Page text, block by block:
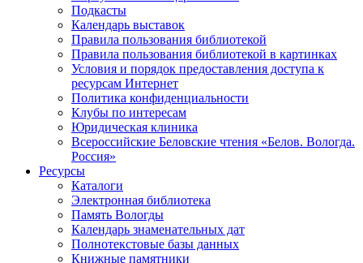
Подкасты
Календарь выставок
Правила пользования библиотекой
Правила пользования библиотекой в картинках
Условия и порядок предоставления доступа к
ресурсам Интернет
Политика конфиденциальности
Клубы по интересам
Юридическая клиника
Всероссийские Беловские чтения «Белов. Вологда.
Россия»
Ресурсы
Каталоги
Электронная библиотека
Память Вологды
Календарь знаменательных дат
Полнотекстовые базы данных
Книжные памятники